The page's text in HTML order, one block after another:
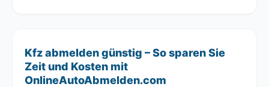
Kfz abmelden günstig – So sparen Sie
Zeit und Kosten mit
OnlineAutoAbmelden.com